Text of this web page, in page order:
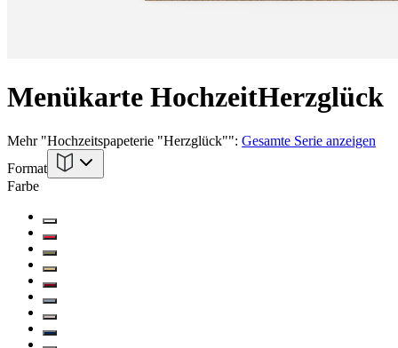
Menükarte HochzeitHerzglück
Mehr"Hochzeitspapeterie "Herzglück"": Gesamte Serie anzeigen
Format
Farbe